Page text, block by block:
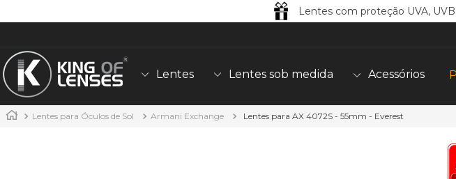
Lentes com proteção UVA,
Lentes Lentes sob medida Acessórios
Lentes para Óculos de Sol Armani Exchange Lentes para AX 4072S - 55mm - Everest
TERMOS MAIS